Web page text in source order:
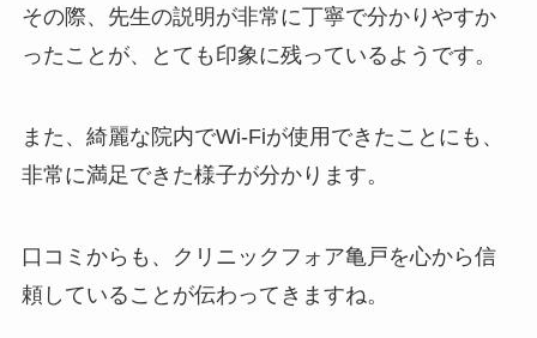
その際、先生の説明が非常に丁寧で分かりやすか
ったことが、とても印象に残っているようです。
また、綺麗な院内でWi-Fiが使用できたことにも、
非常に満足できた様子が分かります。
口コミからも、クリニックフォア亀戸を心から信
頼していることが伝わってきますね。